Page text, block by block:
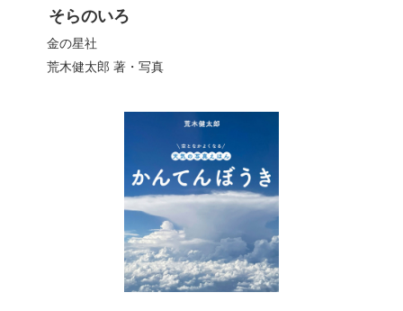
そらのいろ
金の星社
荒木健太郎 著・写真